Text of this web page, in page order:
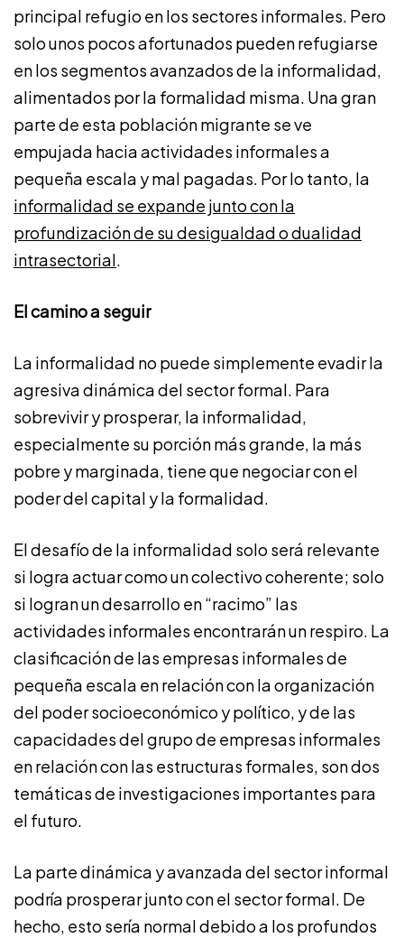
principal refugio en los sectores informales. Pero
solo unos pocos afortunados pueden refugiarse
en los segmentos avanzados de la informalidad,
alimentados por la formalidad misma. Una gran
parte de esta población migrante se ve
empujada hacia actividades informales a
pequeña escala y mal pagadas. Por lo tanto, la
informalidad se expande junto con la
profundización de su desigualdad o dualidad
intrasectorial.
El camino a seguir
La informalidad no puede simplemente evadir la
agresiva dinámica del sector formal. Para
sobrevivir y prosperar, la informalidad,
especialmente su porción más grande, la más
pobre y marginada, tiene que negociar con el
poder del capital y la formalidad.
El desafío de la informalidad solo será relevante
si logra actuar como un colectivo coherente; solo
si logran un desarrollo en “racimo” las
actividades informales encontrarán un respiro. La
clasificación de las empresas informales de
pequeña escala en relación con la organización
del poder socioeconómico y político, y de las
capacidades del grupo de empresas informales
en relación con las estructuras formales, son dos
temáticas de investigaciones importantes para
el futuro.
La parte dinámica y avanzada del sector informal
podría prosperar junto con el sector formal. De
hecho, esto sería normal debido a los profundos